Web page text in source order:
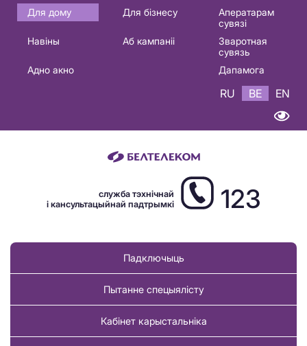
Основная
навигация
Для дому Для бізнесу
Аператарам
сувязі
Навіны
Аб кампаніі
Зваротная
сувязь
Адно акно
Дапамога
RU BE EN
служба тэхнічнай
і кансультацыйнай падтрымкі
123
Падключыць
Пытанне спецыялісту
Кабінет карыстальніка